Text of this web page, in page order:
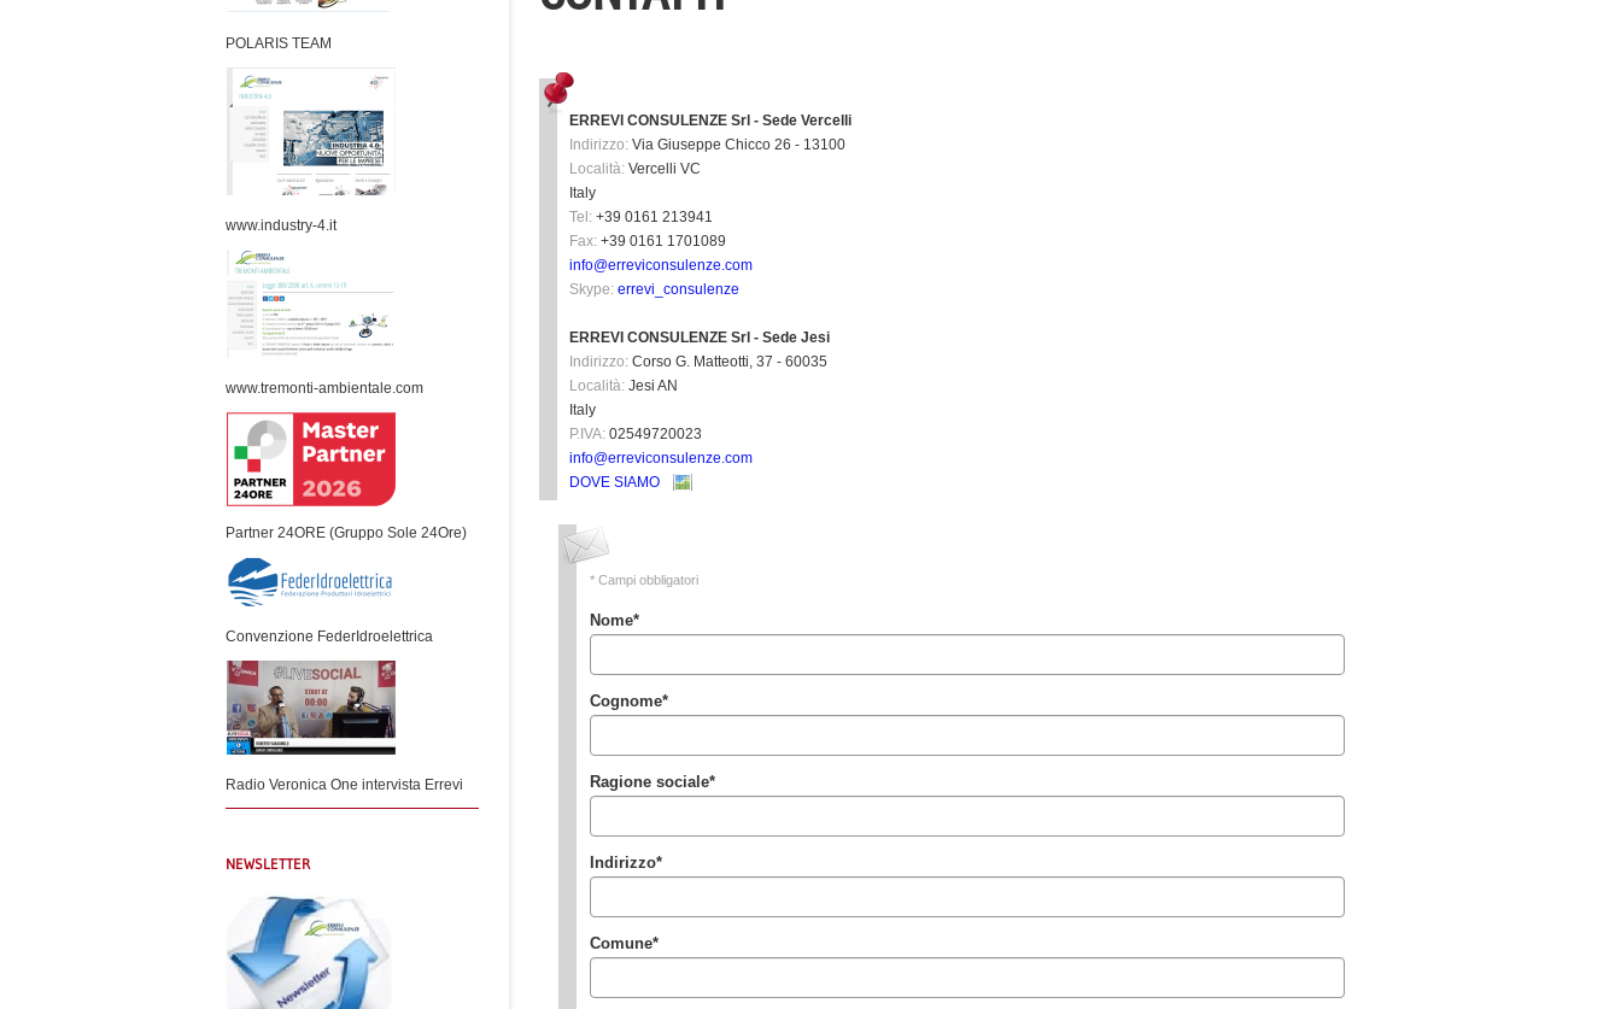
ERREVI CONSULENZE Srl - Sede Vercelli
Indirizzo: Via Giuseppe Chicco 26 - 13100
Località: Vercelli VC
Italy
Tel: +39 0161 213941
Fax: +39 0161 1701089
info@erreviconsulenze.com
Skype: errevi_consulenze
ERREVI CONSULENZE Srl - Sede Jesi
Indirizzo: Corso G. Matteotti, 37 - 60035
Località: Jesi AN
Italy
P.IVA: 02549720023
info@erreviconsulenze.com
DOVE SIAMO
* Campi obbligatori
Nome*
Cognome*
Ragione sociale*
Indirizzo*
Comune*
POLARIS TEAM
www.industry-4.it
www.tremonti-ambientale.com
Partner 24ORE (Gruppo Sole 24Ore)
Convenzione FederIdroelettrica
Radio Veronica One intervista Errevi
NEWSLETTER